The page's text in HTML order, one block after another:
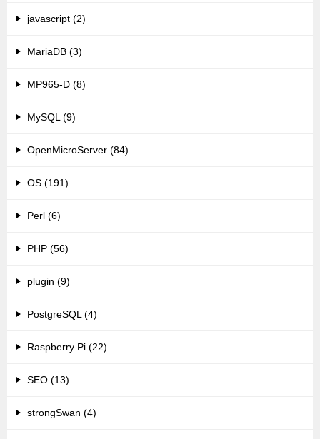
javascript (2)
MariaDB (3)
MP965-D (8)
MySQL (9)
OpenMicroServer (84)
OS (191)
Perl (6)
PHP (56)
plugin (9)
PostgreSQL (4)
Raspberry Pi (22)
SEO (13)
strongSwan (4)